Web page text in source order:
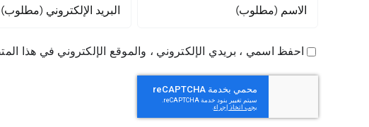
احفظ اسمي ، بريدي الإلكتروني ، والموقع الإلكتروني في هذا